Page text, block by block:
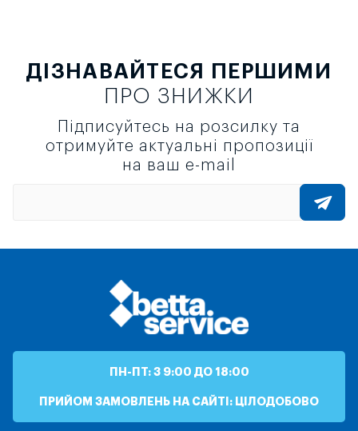
ДІЗНАВАЙТЕСЯ ПЕРШИМИ
ПРО ЗНИЖКИ
Підписуйтесь на розсилку та
отримуйте актуальні пропозиції
на ваш e-mail
ПН-ПТ: З 9:00 ДО 18:00
ПРИЙОМ ЗАМОВЛЕНЬ НА САЙТІ: ЦІЛОДОБОВО